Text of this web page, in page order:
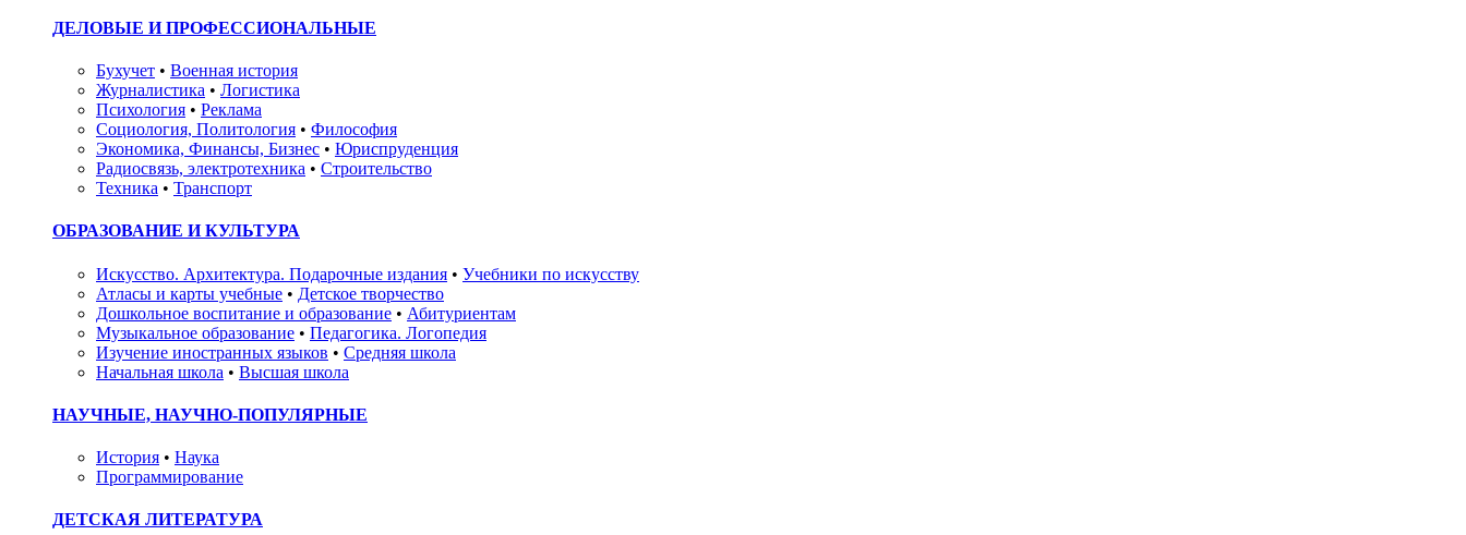
ДЕЛОВЫЕ И ПРОФЕССИОНАЛЬНЫЕ
Бухучет • Военная история
Журналистика • Логистика
Психология • Реклама
Социология, Политология • Философия
Экономика, Финансы, Бизнес • Юриспруденция
Радиосвязь, электротехника • Строительство
Техника • Транспорт
ОБРАЗОВАНИЕ И КУЛЬТУРА
Искусство. Архитектура. Подарочные издания • Учебники по искусству
Атласы и карты учебные • Детское творчество
Дошкольное воспитание и образование • Абитуриентам
Музыкальное образование • Педагогика. Логопедия
Изучение иностранных языков • Средняя школа
Начальная школа • Высшая школа
НАУЧНЫЕ, НАУЧНО-ПОПУЛЯРНЫЕ
История • Наука
Программирование
ДЕТСКАЯ ЛИТЕРАТУРА